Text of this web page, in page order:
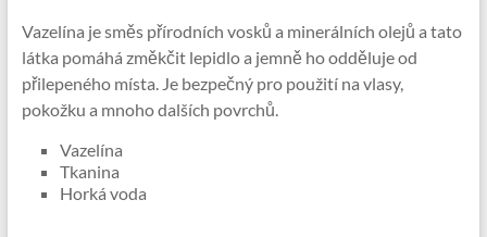
Vazelína je směs přírodních vosků a minerálních olejů a tato
látka pomáhá změkčit lepidlo a jemně ho odděluje od
přilepeného místa. Je bezpečný pro použití na vlasy,
pokožku a mnoho dalších povrchů.
Vazelína
Tkanina
Horká voda